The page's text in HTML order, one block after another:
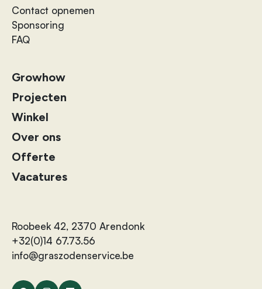
Contact opnemen
Sponsoring
FAQ
Growhow
Projecten
Winkel
Over ons
Offerte
Vacatures
Roobeek 42, 2370 Arendonk
+32(0)14 67.73.56
info@graszodenservice.be